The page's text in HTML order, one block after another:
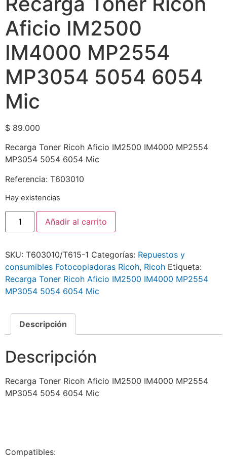
Aficio IM2500
IM4000 MP2554
MP3054 5054 6054
Mic
$ 89.000
Recarga Toner Ricoh Aficio IM2500 IM4000 MP2554
MP3054 5054 6054 Mic
Referencia: T603010
Hay existencias
Añadir al carrito
SKU: T603010/T615-1 Categorías: Repuestos y
consumibles Fotocopiadoras Ricoh, Ricoh Etiqueta:
Recarga Toner Ricoh Aficio IM2500 IM4000 MP2554
MP3054 5054 6054 Mic
Descripción
Descripción
Recarga Toner Ricoh Aficio IM2500 IM4000 MP2554
MP3054 5054 6054 Mic
Compatibles: